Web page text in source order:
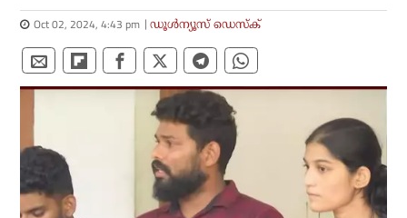
Oct 02, 2024, 4:43 pm ഡൂള്‍ന്യൂസ് ഡെസ്‌ക്